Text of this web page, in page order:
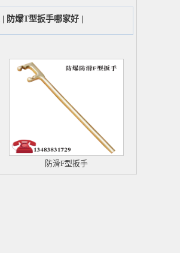
防爆T型扳手哪家好
防滑F型扳手